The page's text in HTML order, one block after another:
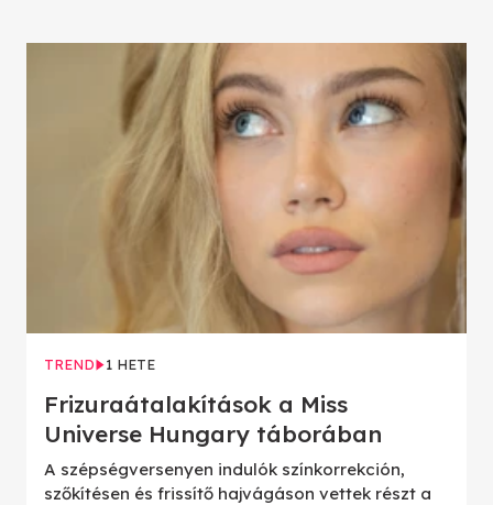
TREND 1 HETE
Frizuraátalakítások a Miss
Universe Hungary táborában
A szépségversenyen indulók színkorrekción,
szőkítésen és frissítő hajvágáson vettek részt a